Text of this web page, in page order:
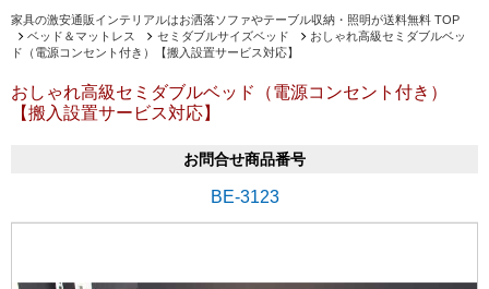
家具の激安通販インテリアルはお洒落ソファやテーブル収納・照明が送料無料 TOP
ベッド＆マットレス
セミダブルサイズベッド
おしゃれ高級セミダブルベッ
ド（電源コンセント付き）【搬入設置サービス対応】
おしゃれ高級セミダブルベッド（電源コンセント付き）
【搬入設置サービス対応】
お問合せ商品番号
BE-3123